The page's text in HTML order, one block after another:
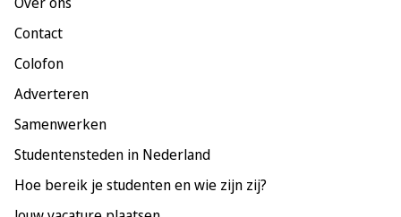
Contact
Colofon
Adverteren
Samenwerken
Studentensteden in Nederland
Hoe bereik je studenten en wie zijn zij?